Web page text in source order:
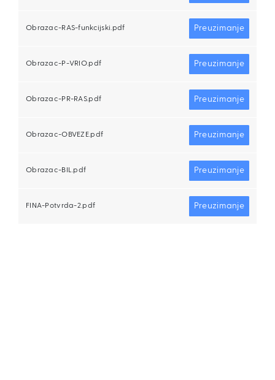
Obrazac-RAS-funkcijski.pdf Preuzimanje
Obrazac-P-VRIO.pdf Preuzimanje
Obrazac-PR-RAS.pdf Preuzimanje
Obrazac-OBVEZE.pdf Preuzimanje
Obrazac-BIL.pdf Preuzimanje
FINA-Potvrda-2.pdf Preuzimanje